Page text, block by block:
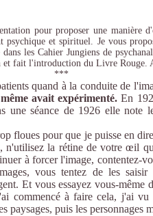
pour proposer une manière
psychique et spirituel. Je vous
les Cahier Jungiens de
et fait l'introduction du Livre
***
quand à la conduite de
avait expérimenté. En
une séance de 1926 elle note
floues pour que je puisse en
n'utilisez la rétine de votre œil
à forcer l'image, contentez-
vous tentez de les
Et vous essayez vous-même
commencé à faire cela, j'ai vu
paysages, puis les personnages